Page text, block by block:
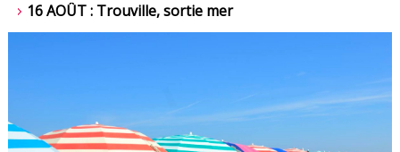
16 AOÛT : Trouville, sortie mer